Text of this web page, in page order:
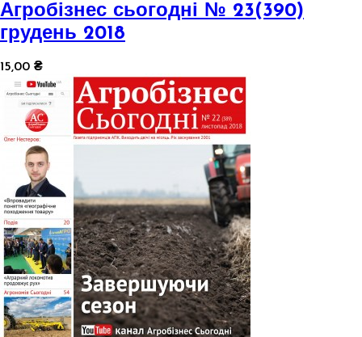
Агробізнес сьогодні № 23(390)
грудень 2018
15,00 ₴